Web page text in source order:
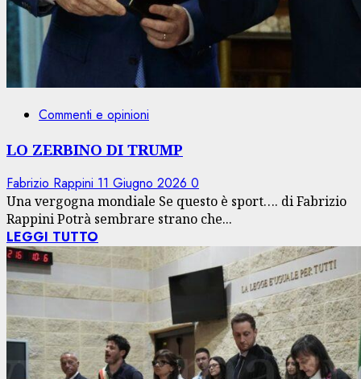
Commenti e opinioni
LO ZERBINO DI TRUMP
Fabrizio Rappini 11 Giugno 2026 0
Una vergogna mondiale Se questo è sport…. di Fabrizio
Rappini Potrà sembrare strano che...
LEGGI TUTTO